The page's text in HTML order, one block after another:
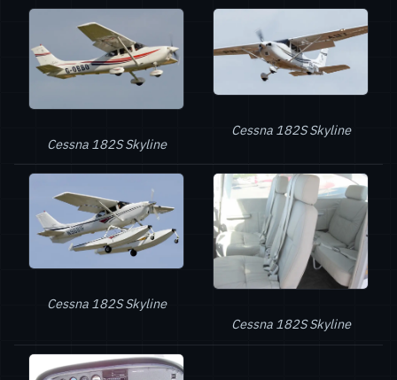
Cessna 182S Skyline
Cessna 182S Skyline
Cessna 182S Skyline
Cessna 182S Skyline